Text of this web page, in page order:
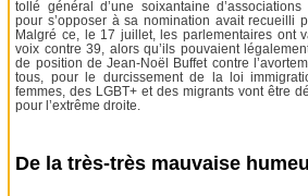
tollé général d’une soixantaine
pour s’opposer à sa nomination avait recueilli
Malgré ce, le 17 juillet, les parlementaires ont
voix contre 39, alors qu’ils pouvaient
de position de Jean-Noël Buffet contre
tous, pour le durcissement de la loi
femmes, des LGBT+ et des migrants vont être
pour l’extrême droite.
De la très-très mauvaise